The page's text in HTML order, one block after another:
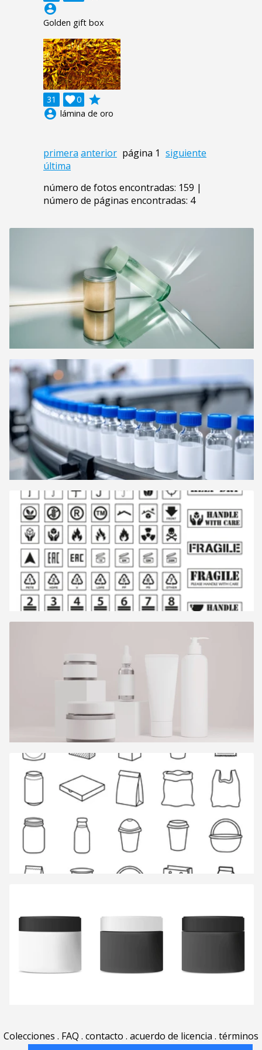
account_circle
Golden gift box
31 0

grade
account_circle lámina de oro
primera anterior página 1 siguiente
última
número de fotos encontradas: 159 |
número de páginas encontradas: 4
Colecciones . FAQ . contacto . acuerdo de licencia . términos